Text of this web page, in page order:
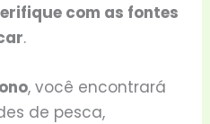
com as fontes
.
, você encontrará
de pesca,